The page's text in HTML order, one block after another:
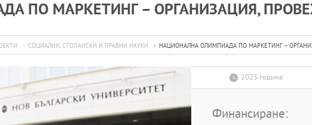
ПО МАРКЕТИНГ – ОРГАНИЗАЦИЯ,
СОЦИАЛНИ, СТОПАНСКИ И ПРАВНИ НАУКИ НАЦИОНАЛНА ОЛИМПИАДА ПО МАРКЕТИНГ –
2023 година
Финансиране: